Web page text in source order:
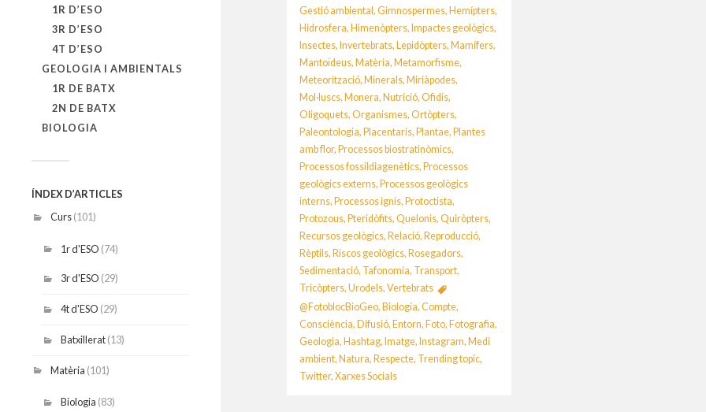
1R D’ESO
3R D’ESO
4T D’ESO
GEOLOGIA I AMBIENTALS
1R DE BATX
2N DE BATX
BIOLOGIA
ÍNDEX D’ARTICLES
Curs(101)
1r d'ESO (74)
3r d'ESO (29)
4t d'ESO (29)
Batxillerat(13)
Matèria (101)
Biologia (83)
Gestió ambiental,Gimnospermes, Hemípters,
Hidrosfera, Himenòpters, Impactes geològics,
Insectes, Invertebrats, Lepidòpters, Mamífers,
Mantoïdeus, Matèria, Metamorfisme,
Meteorització, Minerals, Miriàpodes,
Mol·luscs, Monera, Nutrició,Ofidis,
Oligoquets,Organismes,Ortòpters,
Paleontologia, Placentaris, Plantae, Plantes
amb flor, Processos biostratinòmics,
Processos fossildiagenètics, Processos
geològics externs, Processos geològics
interns, Processos ignis, Protoctista,
Protozous, Pteridòfits,Quelonis,Quiròpters,
Recursos geològics, Relació, Reproducció,
Rèptils, Riscos geològics, Rosegadors,
Sedimentació, Tafonomia, Transport,
Tricòpters,Urodels,Vertebrats
@FotoblocBioGeo,Biologia,Compte,
Consciència,Difusió,Entorn,Foto,Fotografia,
Geologia,Hashtag,Imatge,Instagram,Medi
ambient,Natura,Respecte, Trending topic,
Twitter,Xarxes Socials